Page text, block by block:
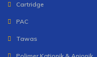
Cartridge
PAC
Tawas